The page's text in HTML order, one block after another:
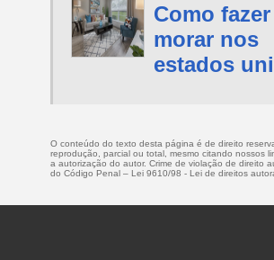
Como
morar nos
estados
O conteúdo do texto desta página é de direito
reprodução, parcial ou total, mesmo citando nossos
a autorização do autor. Crime de violação de direito
do Código Penal – Lei 9610/98 - Lei de direitos